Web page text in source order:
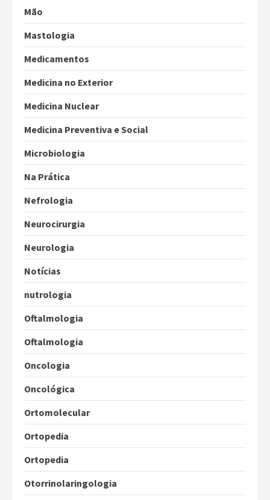
Mão
Mastologia
Medicamentos
Medicina no Exterior
Medicina Nuclear
Medicina Preventiva e Social
Microbiologia
Na Prática
Nefrologia
Neurocirurgia
Neurologia
Notícias
nutrologia
Oftalmologia
Oftalmologia
Oncologia
Oncológica
Ortomolecular
Ortopedia
Ortopedia
Otorrinolaringologia